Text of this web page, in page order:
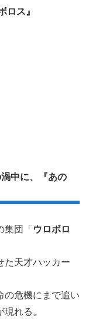
ロス』
中に、『あの
団「 ウロボロ
た天才ハッカー
の危機にまで追い
れる。